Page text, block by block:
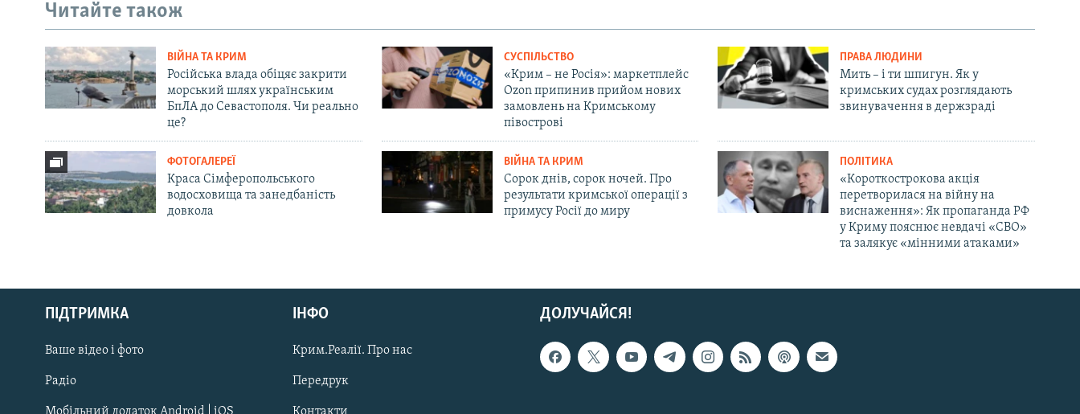
Русский
Qırımtatar
ДОЛУЧАЙСЯ!
Читайте також
ВІЙНА ТА КРИМ
Російська влада обіцяє закрити
морський шлях українським
БпЛА до Севастополя. Чи реально
це?
СУСПІЛЬСТВО
«Крим – не Росія»: маркетплейс
Ozon припинив прийом нових
замовлень на Кримському
півострові
ПРАВА ЛЮДИНИ
Мить – і ти шпигун. Як у
кримських судах розглядають
звинувачення в держзраді
ФОТОГАЛЕРЕЇ
Краса Сімферопольського
водосховища та занедбаність
довкола
ВІЙНА ТА КРИМ
Сорок днів, сорок ночей. Про
результати кримської операції з
примусу Росії до миру
ПОЛІТИКА
«Короткострокова акція
перетворилася на війну на
виснаження»: Як пропаганда РФ
у Криму пояснює невдачі «СВО»
та залякує «мінними атаками»
ДОЛУЧАЙСЯ!
ПІДТРИМКА
Ваше відео і фото
Радіо
Мобільний додаток Android | iOS
ІНФО
Крим.Реалії. Про нас
Передрук
Контакти